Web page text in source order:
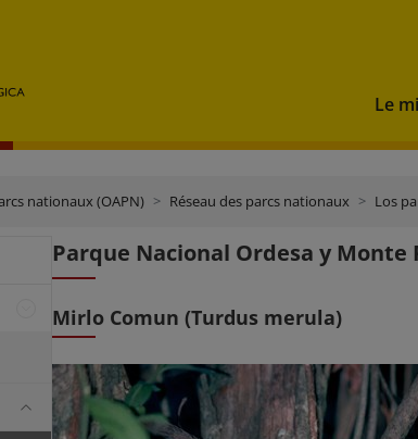
Le
nationaux (OAPN) Réseau des parcs nationaux Los
Parque Nacional Ordesa y Monte
Mirlo Comun (Turdus merula)